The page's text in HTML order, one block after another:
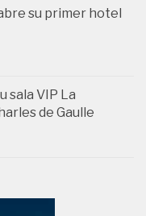
su primer hotel
sala VIP La
de Gaulle